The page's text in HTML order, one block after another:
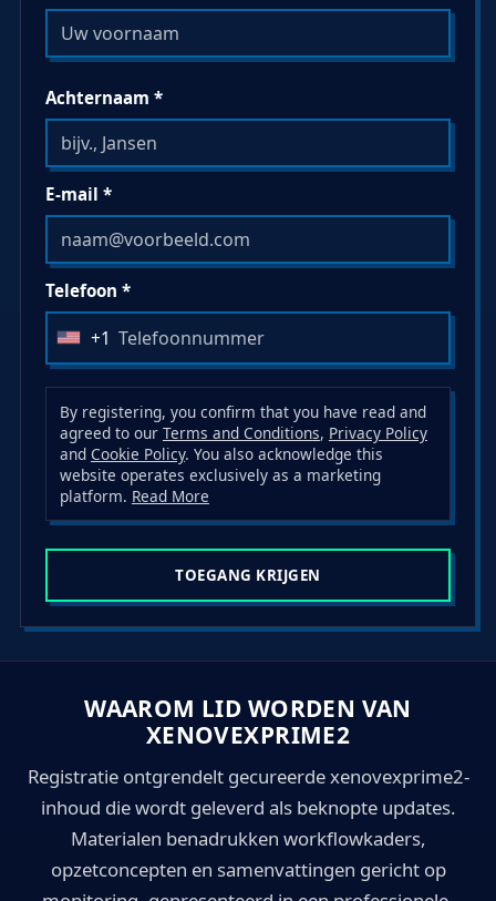
Achternaam *
E-mail *
Telefoon *
U
n
i
t
e
d
S
t
t
e
s
+1
By registering, you confirm that you have read and
agreed to our Terms and Conditions, Privacy Policy
and Cookie Policy. You also acknowledge this
website operates exclusively as a marketing
platform. Read More
TOEGANG KRIJGEN
WAAROM LID WORDEN VAN
XENOVEXPRIME2
Registratie ontgrendelt gecureerde xenovexprime2-
inhoud die wordt geleverd als beknopte updates.
Materialen benadrukken workflowkaders,
opzetconcepten en samenvattingen gericht op